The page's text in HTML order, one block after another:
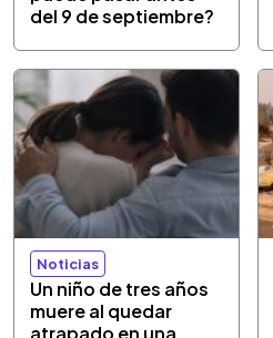
del 9 de septiembre?
Noticias
Un niño de tres años
muere al quedar
atrapado en una